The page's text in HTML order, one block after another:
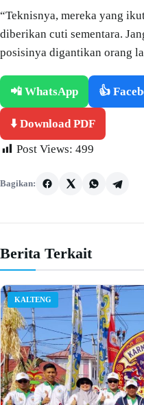
“Teknisnya, mereka yang
diberikan cuti sementara.
posisinya digantikan orang
📲 WhatsApp 👍
⬇️ Download PDF
Post Views: 499
Bagikan:
Berita Terkait
KALTENG